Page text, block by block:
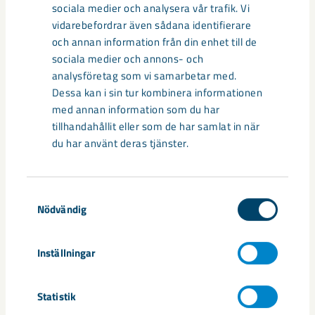
sociala medier och analysera vår trafik. Vi
vidarebefordrar även sådana identifierare
och annan information från din enhet till de
sociala medier och annons- och
analysföretag som vi samarbetar med.
Dessa kan i sin tur kombinera informationen
med annan information som du har
tillhandahållit eller som de har samlat in när
du har använt deras tjänster.
Nödvändig
Inställningar
Statistik
Malmberget Projekt Gällivare/Malmberget samhällsomvandling
Relaterat innehåll